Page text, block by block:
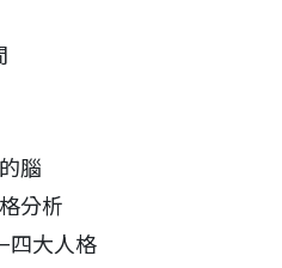
，用擬人化的方式，描寫
考區
緒區
情懷區
腦
分析
大人格